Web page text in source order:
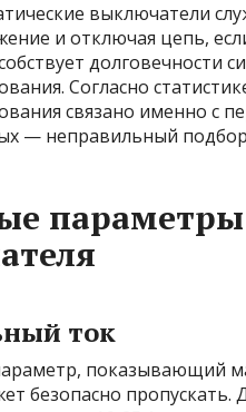
выключатели
и отключая цепь,
долговечности
Согласно
связано именно с
— неправильный
параметры
ток
показывающий
безопасно